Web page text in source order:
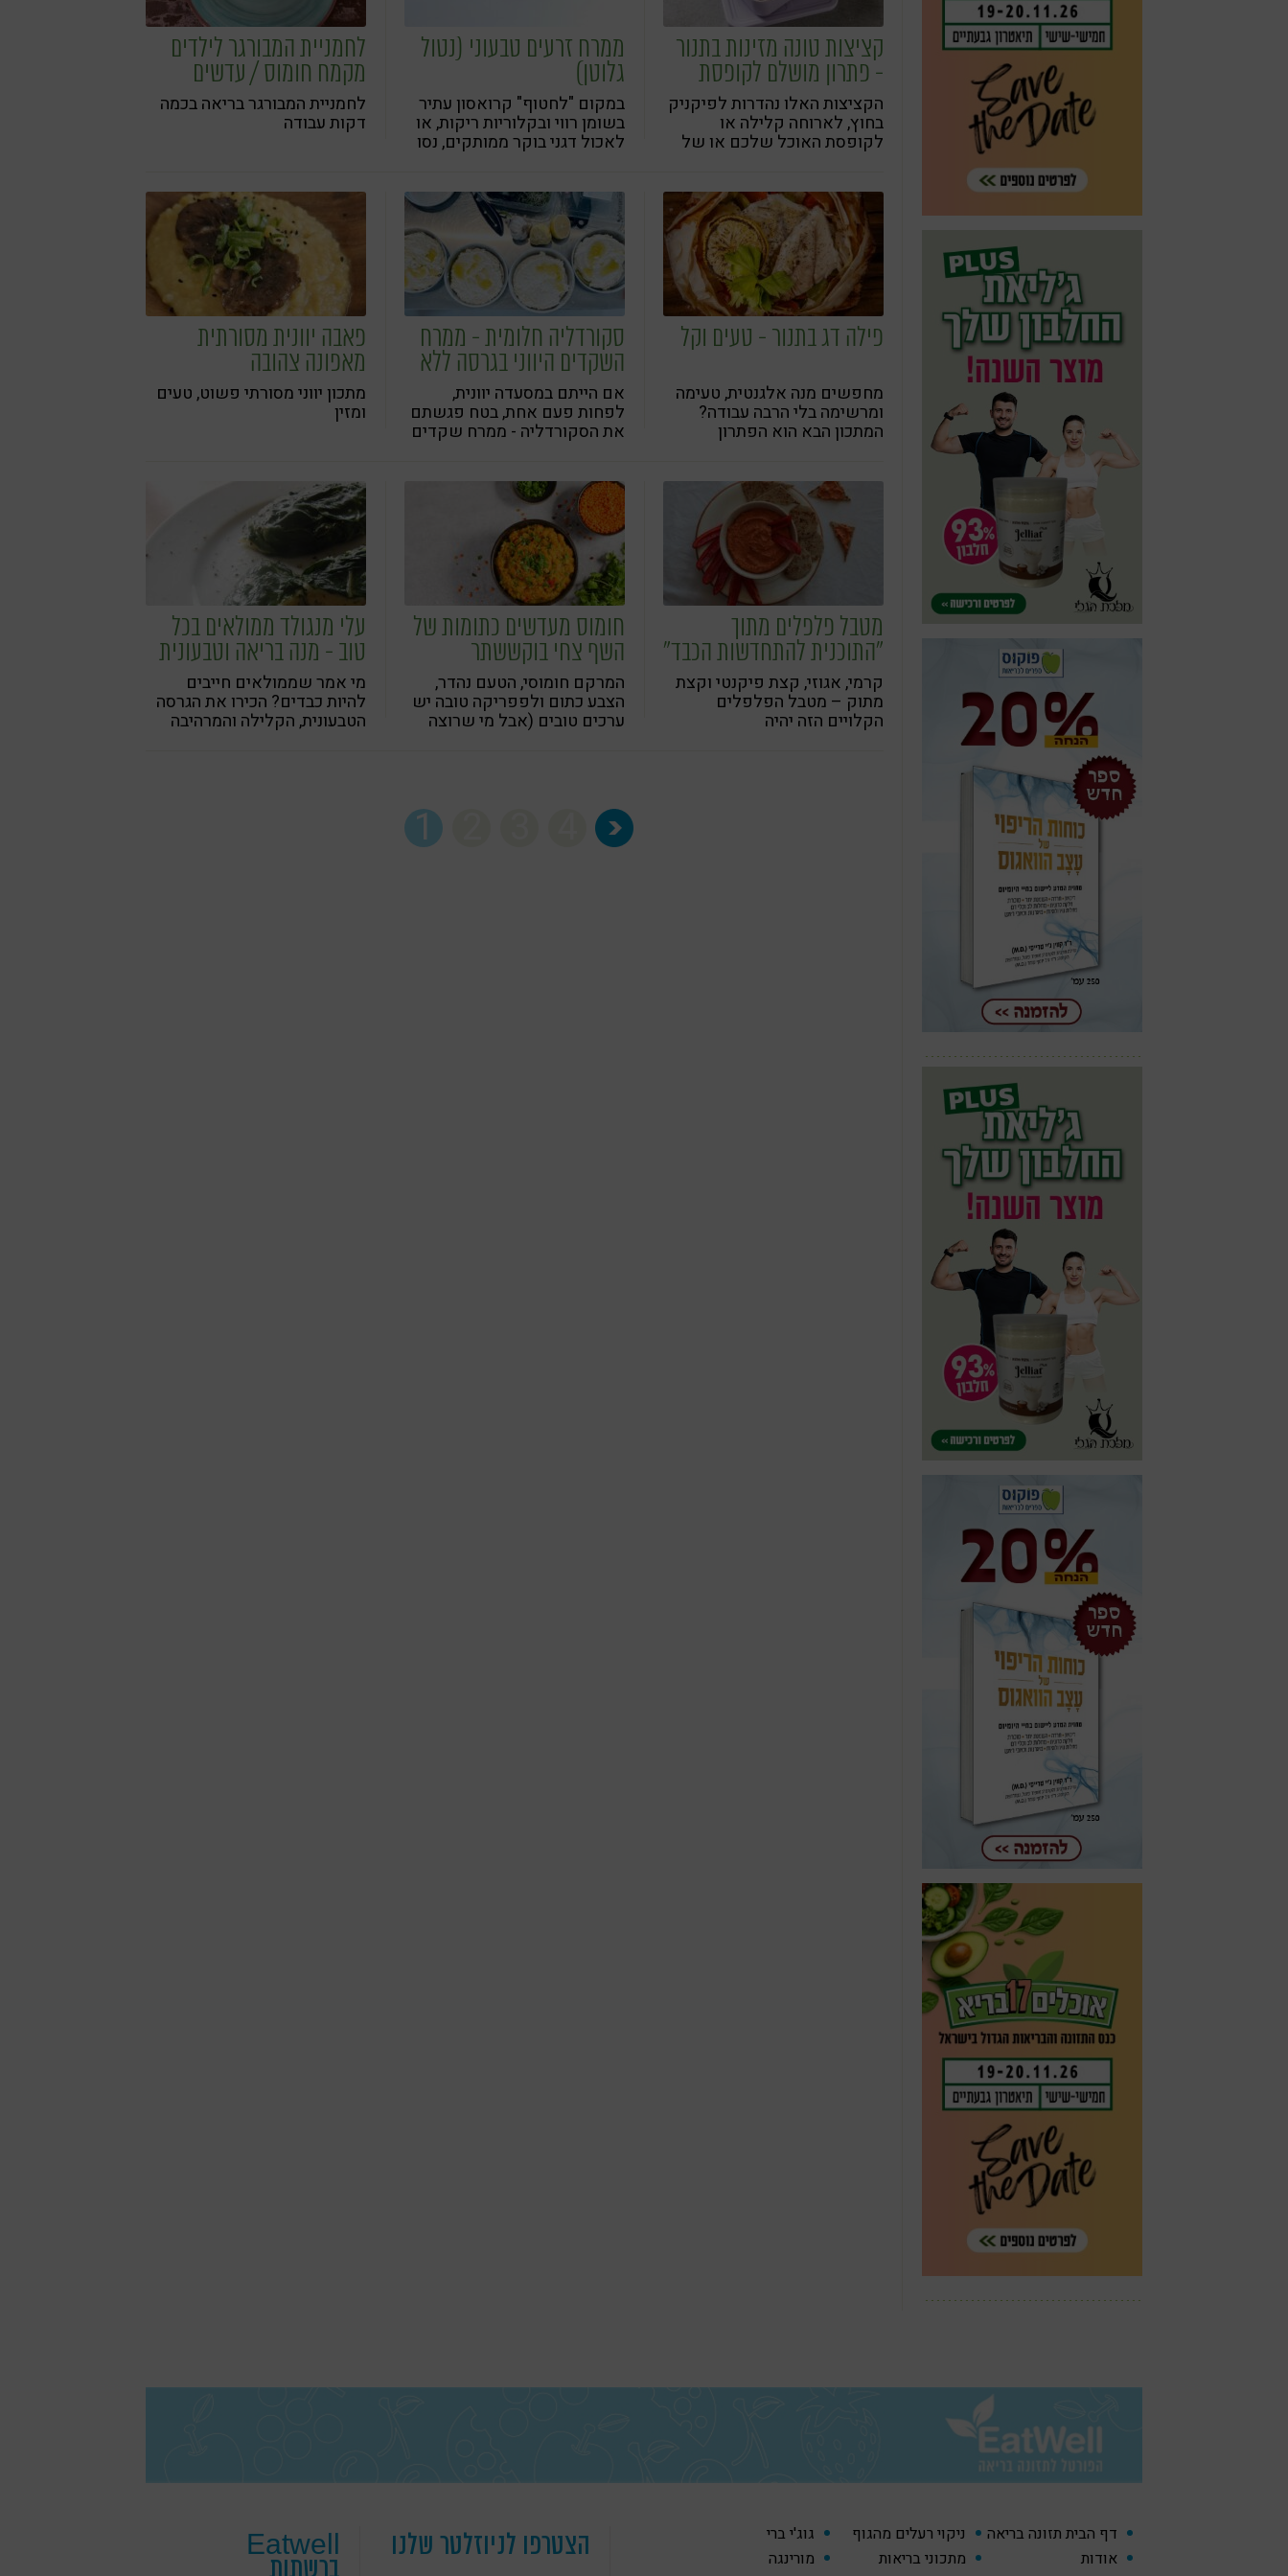
קציצות טונה מזינות בתנור
- פתרון מושלם לקופסת
האוכל
הקציצות האלו נהדרות לפיקניק
בחוץ, לארוחה קלילה או
לקופסת האוכל שלכם או של
ממרח זרעים טבעוני (נטול
גלוטן)
במקום "לחטוף" קרואסון עתיר
בשומן רווי ובקלוריות ריקות, או
לאכול דגני בוקר ממותקים, נסו
לחמניית המבורגר לילדים
מקמח חומוס / עדשים
לחמניית המבורגר בריאה בכמה
דקות עבודה
פילה דג בתנור - טעים וקל
מחפשים מנה אלגנטית, טעימה
ומרשימה בלי הרבה עבודה?
המתכון הבא הוא הפתרון
עם ירקות, עשבי תיבול ופרוסות
לימון, כך שכל הטעמים נסגרים
בפנים והתוצאה - עסיסית
וטעימה
סקורדליה חלומית - ממרח
השקדים היווני בגרסה ללא
גלוטן
אם הייתם במסעדה יוונית,
לפחות פעם אחת, בטח פגשתם
את הסקורדליה - ממרח שקדים
גלוטן
פאבה יוונית מסורתית
מאפונה צהובה
מתכון יווני מסורתי פשוט, טעים
ומזין
מטבל פלפלים מתוך
"התוכנית להתחדשות הכבד"
קרמי, אגוזי, קצת פיקנטי וקצת
מתוק – מטבל הפלפלים
הקלויים הזה יהיה
חומוס מעדשים כתומות של
השף צחי בוקששתר
המרקם חומוסי, הטעם נהדר,
הצבע כתום ולפפריקה טובה יש
ערכים טובים (אבל מי שרוצה
עלי מנגולד ממולאים בכל
טוב - מנה בריאה וטבעונית
מי אמר שממולאים חייבים
להיות כבדים? הכירו את הגרסה
הטבעונית, הקלילה והמרהיבה
1
דף הבית תזונה בריאה ניקוי רעלים מהגוף
גוג'י ברי
אודות
מתכוני בריאות
מורינגה
הצטרפו לניוזלטר שלנו Eatwell
ברשתות